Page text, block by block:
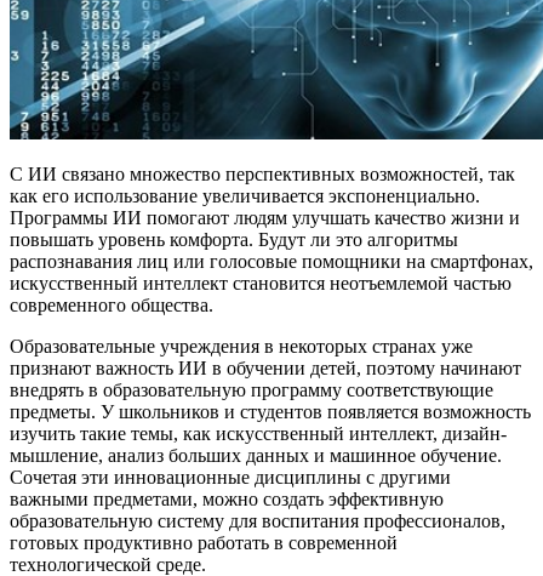
С ИИ связано множество перспективных возможностей, так
как его использование увеличивается экспоненциально.
Программы ИИ помогают людям улучшать качество жизни и
повышать уровень комфорта. Будут ли это алгоритмы
распознавания лиц или голосовые помощники на смартфонах,
искусственный интеллект становится неотъемлемой частью
современного общества.
Образовательные учреждения в некоторых странах уже
признают важность ИИ в обучении детей, поэтому начинают
внедрять в образовательную программу соответствующие
предметы. У школьников и студентов появляется возможность
изучить такие темы, как искусственный интеллект, дизайн-
мышление, анализ больших данных и машинное обучение.
Сочетая эти инновационные дисциплины с другими
важными предметами, можно создать эффективную
образовательную систему для воспитания профессионалов,
готовых продуктивно работать в современной
технологической среде.